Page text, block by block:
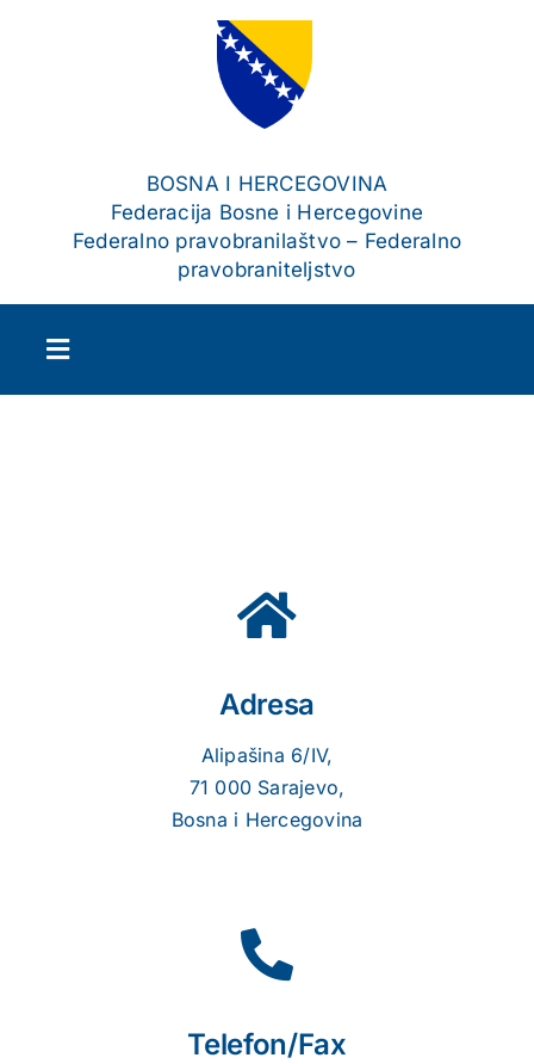
BOSNA I HERCEGOVINA
Federacija Bosne i Hercegovine
Federalno pravobranilaštvo – Federalno
pravobraniteljstvo
Toggle
Navigation
Dokumenti
Aktuelnosti
Kontakt
Adresa
Alipašina 6/IV,
71 000 Sarajevo,
Bosna i Hercegovina
Telefon/Fax